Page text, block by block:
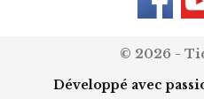
© 2026 -
Développé avec